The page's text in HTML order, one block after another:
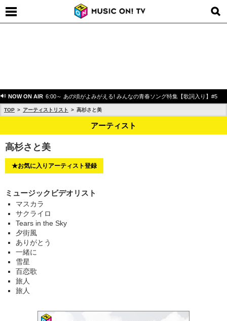
NOW ON AIR 6:00～ あの頃がよみがえる! みんなの青春ソング特集【歌詞入り】#5
TOP アーティストリスト 高杉さと美
アーティスト
高杉さと美
★お気に入りアーティスト登録
ミュージックビデオリスト
マスカラ
サクライロ
Tears in the Sky
夕街風
ありがとう
一緒に
雪星
百恋歌
旅人
旅人